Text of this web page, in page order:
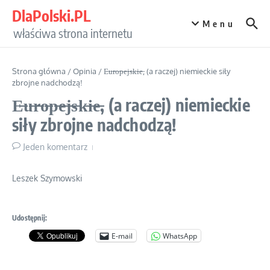
DlaPolski.PL
właściwa strona internetu
Menu
Strona główna /Opinia /E̶u̶r̶o̶p̶e̶j̶s̶k̶i̶e̶, (a raczej) niemieckie siły
zbrojne nadchodzą!
E̶u̶r̶o̶p̶e̶j̶s̶k̶i̶e̶, (a raczej) niemieckie
siły zbrojne nadchodzą!
Jeden komentarz
Leszek Szymowski
Udostępnij:
E-mail WhatsApp